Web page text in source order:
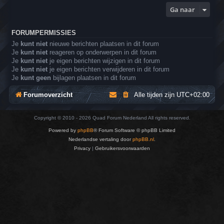
Ga naar
FORUMPERMISSIES
Je kunt niet nieuwe berichten plaatsen in dit forum
Je kunt niet reageren op onderwerpen in dit forum
Je kunt niet je eigen berichten wijzigen in dit forum
Je kunt niet je eigen berichten verwijderen in dit forum
Je kunt geen bijlagen plaatsen in dit forum
Forumoverzicht Alle tijden zijnUTC+02:00
Copyright © 2010 - 2026 Quad Forum Nederland All rights reserved.
Powered by phpBB® Forum Software © phpBB Limited
Nederlandse vertaling doorphpBB.nl
Privacy | Gebruikersvoorwaarden